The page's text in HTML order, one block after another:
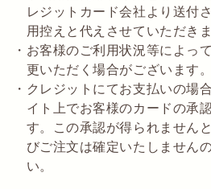
レジットカード会社より送付
用控えと代えさせていただきま
お客様のご利用状況等によっ
更いただく場合がございます。
クレジットにてお支払いの場
イト上でお客様のカードの承
す。この承認が得られません
びご注文は確定いたしません
い。